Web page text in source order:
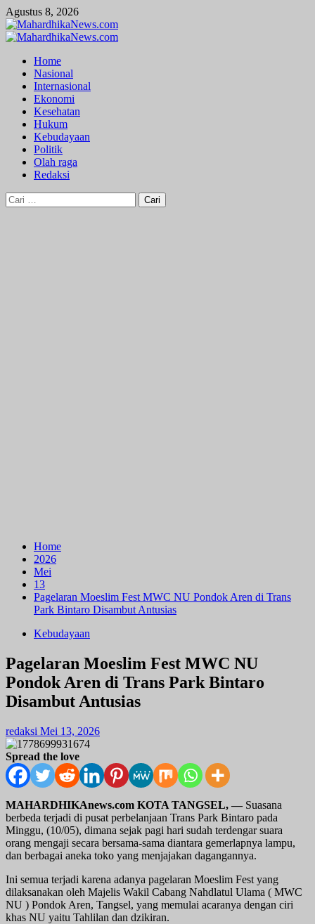
Skip
to
content
Agustus 8, 2026
Primary
Home
Nasional
Internasional
Ekonomi
Kesehatan
Hukum
Kebudayaan
Politik
Olah raga
Redaksi
Cari
untuk:
Home
2026
Mei
13
Pagelaran Moeslim Fest MWC NU Pondok Aren di Trans
Park Bintaro Disambut Antusias
Kebudayaan
Pagelaran Moeslim Fest MWC NU
Pondok Aren di Trans Park Bintaro
Disambut Antusias
redaksi Mei 13, 2026
Spread the love
MAHARDHIKAnews.com KOTA TANGSEL, — Suasana
berbeda terjadi di pusat perbelanjaan Trans Park Bintaro pada
Minggu, (10/05), dimana sejak pagi hari sudah terdengar suara
orang mengaji secara bersama-sama diantara gemerlapnya lampu,
dan berbagai aneka toko yang menjajakan dagangannya.
Ini semua terjadi karena adanya pagelaran Moeslim Fest yang
dilaksanakan oleh Majelis Wakil Cabang Nahdlatul Ulama ( MWC
NU ) Pondok Aren, Tangsel, yang memulai acaranya dengan ciri
khas NU yaitu Tahlilan dan dzikiran.